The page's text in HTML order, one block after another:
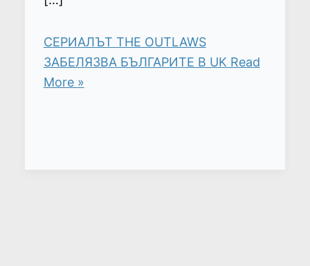
СЕРИАЛЪТ THE OUTLAWS
ЗАБЕЛЯЗВА БЪЛГАРИТЕ В UK Read
More »